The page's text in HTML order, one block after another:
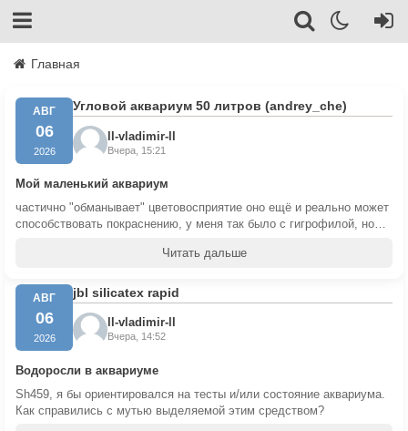
Главная
АВГ
06
2026
Угловой аквариум 50 литров (andrey_che)
ll-vladimir-ll
Вчера, 15:21
Мой маленький аквариум
частично "обманывает" цветовосприятие оно ещё и реально может
способствовать покраснению, у меня так было с гигрофилой, но
Читать дальше
АВГ
06
2026
jbl silicatex rapid
ll-vladimir-ll
Вчера, 14:52
Водоросли в аквариуме
Sh459, я бы ориентировался на тесты и/или состояние аквариума.
Как справились с мутью выделяемой этим средством?